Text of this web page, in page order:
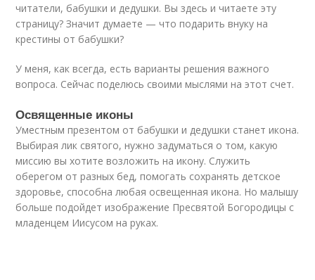
читатели, бабушки и дедушки. Вы здесь и читаете эту
страницу? Значит думаете — что подарить внуку на
крестины от бабушки?
У меня, как всегда, есть варианты решения важного
вопроса. Сейчас поделюсь своими мыслями на этот счет.
Освященные иконы
Уместным презентом от бабушки и дедушки станет икона.
Выбирая лик святого, нужно задуматься о том, какую
миссию вы хотите возложить на икону. Служить
оберегом от разных бед, помогать сохранять детское
здоровье, способна любая освещенная икона. Но малышу
больше подойдет изображение Пресвятой Богородицы с
младенцем Иисусом на руках.